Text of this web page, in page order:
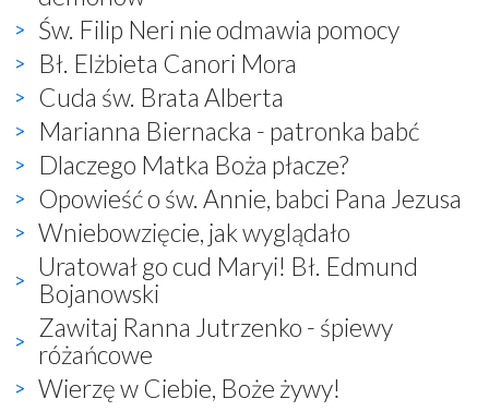
Św. Filip Neri nie odmawia pomocy
Bł. Elżbieta Canori Mora
Cuda św. Brata Alberta
Marianna Biernacka - patronka babć
Dlaczego Matka Boża płacze?
Opowieść o św. Annie, babci Pana Jezusa
Wniebowzięcie, jak wyglądało
Uratował go cud Maryi! Bł. Edmund
Bojanowski
Zawitaj Ranna Jutrzenko - śpiewy
różańcowe
Wierzę w Ciebie, Boże żywy!